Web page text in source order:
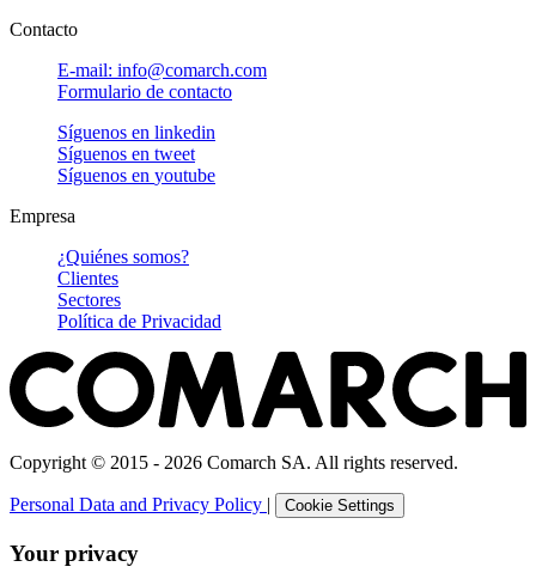
Contacto
E-mail: info@comarch.com
Formulario de contacto
Síguenos en linkedin
Síguenos en tweet
Síguenos en youtube
Empresa
¿Quiénes somos?
Clientes
Sectores
Política de Privacidad
Copyright © 2015 - 2026 Comarch SA. All rights reserved.
Personal Data and Privacy Policy | Cookie Settings
Your privacy